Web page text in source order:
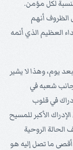
لكل مؤمن.
الظروف أنهم
العظيم الذي أتمه
يوم، وهذا لا يشير
شعبه في
في قلوب
الأكبر للمسيح
الروحية
أقصى ما تصل إليه هو